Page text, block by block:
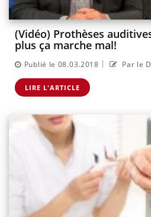
(Vidéo) Prothèses
plus ça marche mal!
Publié le 08.03.2018 | Par le
LIRE L'ARTICLE